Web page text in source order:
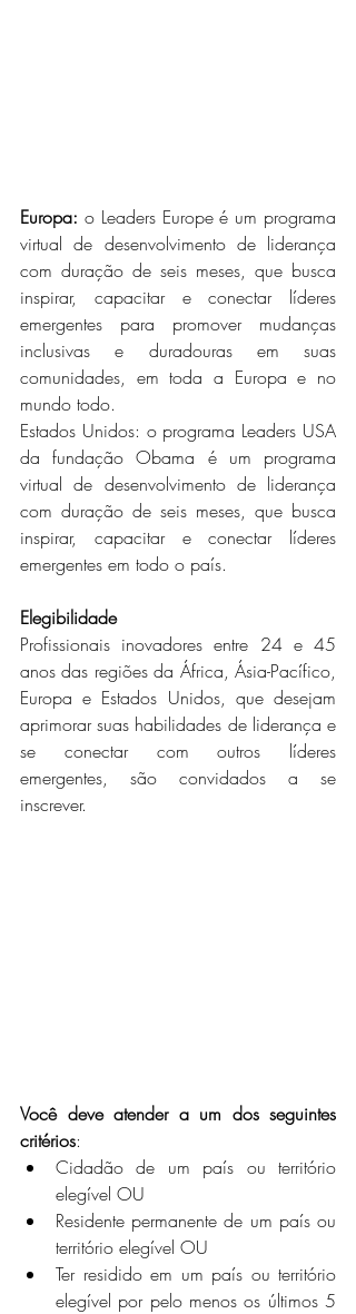
Europa: o Leaders Europe é um programa
virtual de desenvolvimento de liderança
com duração de seis meses, que busca
inspirar, capacitar e conectar líderes
emergentes para promover mudanças
inclusivas e duradouras em suas
comunidades, em toda a Europa e no
mundo todo.
Estados Unidos: o programa Leaders USA
da fundação Obama é um programa
virtual de desenvolvimento de liderança
com duração de seis meses, que busca
inspirar, capacitar e conectar líderes
emergentes em todo o país.
Elegibilidade
Profissionais inovadores entre 24 e 45
anos das regiões da África, Ásia-Pacífico,
Europa e Estados Unidos, que desejam
aprimorar suas habilidades de liderança e
se conectar com outros líderes
emergentes, são convidados a se
inscrever.
Você deve atender a um dos seguintes
critérios:
Cidadão de um país ou território
elegível OU
Residente permanente de um país ou
território elegível OU
Ter residido em um país ou território
elegível por pelo menos os últimos 5